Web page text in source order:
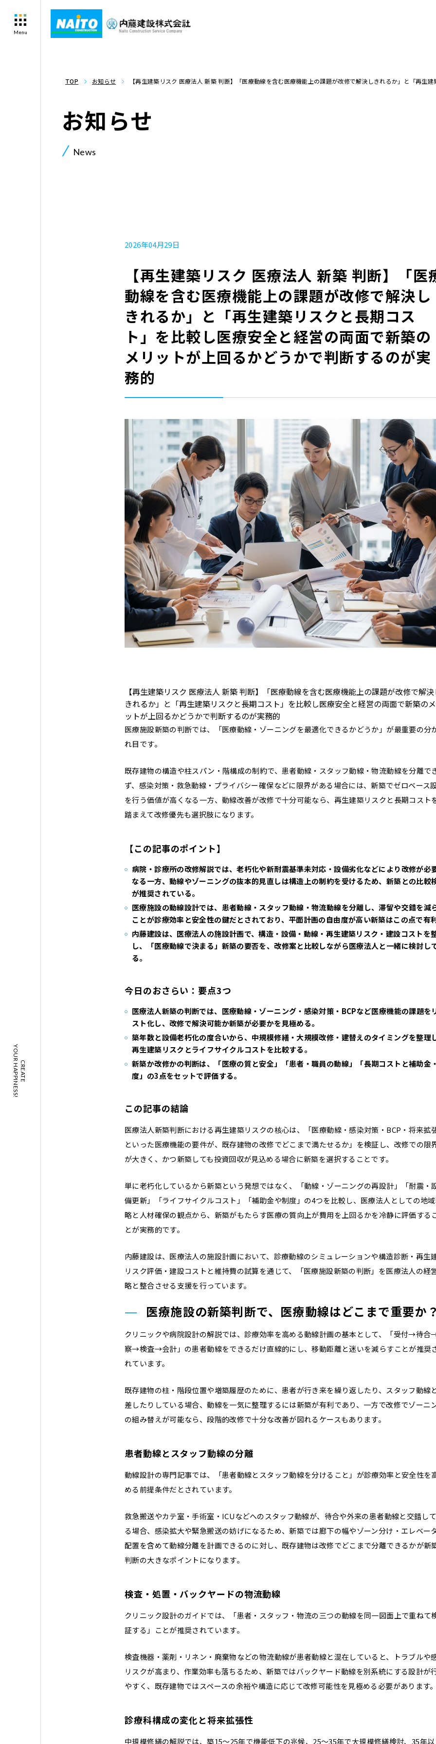
Menu
CREATE
YOUR HAPPINESS!
TOP お知らせ
【再生建築リスク 医療法人 新築 判断】「医療動線を含む医療機能上の課題が改修で解決しきれるか」と「再生
News
お知らせ
2026年04月29日
【再生建築リスク 医療法人 新築 判断】「医
動線を含む医療機能上の課題が改修で解決し
きれるか」と「再生建築リスクと長期コス
ト」を比較し医療安全と経営の両面で新築の
メリットが上回るかどうかで判断するのが実
務的
【再生建築リスク 医療法人 新築 判断】「医療動線を含む医療機能上の課題が改修で解決
きれるか」と「再生建築リスクと長期コスト」を比較し医療安全と経営の両面で新築の
ットが上回るかどうかで判断するのが実務的
医療施設新築の判断では、「医療動線・ゾーニングを最適化できるかどうか」が最重要の分
れ目です。
既存建物の構造や柱スパン・階構成の制約で、患者動線・スタッフ動線・物流動線を分離で
ず、感染対策・救急動線・プライバシー確保などに限界がある場合には、新築でゼロベース
を行う価値が高くなる一方、動線改善が改修で十分可能なら、再生建築リスクと長期コスト
踏まえて改修優先も選択肢になります。
【この記事のポイント】
病院・診療所の改修解説では、老朽化や新耐震基準未対応・設備劣化などにより改修が必
なる一方、動線やゾーニングの抜本的見直しは構造上の制約を受けるため、新築との比較
が推奨されている。
医療施設の動線設計では、患者動線・スタッフ動線・物流動線を分離し、滞留や交錯を減
ことが診療効率と安全性の鍵だとされており、平面計画の自由度が高い新築はこの点で有利
内藤建設は、医療法人の施設計画で、構造・設備・動線・再生建築リスク・建設コストを
し、「医療動線で決まる」新築の要否を、改修案と比較しながら医療法人と一緒に検討し
る。
今日のおさらい：要点3つ
医療法人新築の判断では、医療動線・ゾーニング・感染対策・BCPなど医療機能の課題を
スト化し、改修で解決可能か新築が必要かを見極める。
築年数と設備老朽化の度合いから、中規模修繕・大規模改修・建替えのタイミングを整理し
再生建築リスクとライフサイクルコストを比較する。
新築か改修かの判断は、「医療の質と安全」「患者・職員の動線」「長期コストと補助金
度」の3点をセットで評価する。
この記事の結論
医療法人新築判断における再生建築リスクの核心は、「医療動線・感染対策・BCP・将来拡
といった医療機能の要件が、既存建物の改修でどこまで満たせるか」を検証し、改修での限
が大きく、かつ新築しても投資回収が見込める場合に新築を選択することです。
単に老朽化しているから新築という発想ではなく、「動線・ゾーニングの再設計」「耐震・
備更新」「ライフサイクルコスト」「補助金や制度」の4つを比較し、医療法人としての地
略と人材確保の観点から、新築がもたらす医療の質向上が費用を上回るかを冷静に評価する
とが実務的です。
内藤建設は、医療法人の施設計画において、診療動線のシミュレーションや構造診断・再生
リスク評価・建設コストと維持費の試算を通じて、「医療施設新築の判断」を医療法人の経
略と整合させる支援を行っています。
医療施設の新築判断で、医療動線はどこまで重要か？
クリニックや病院設計の解説では、診療効率を高める動線計画の基本として、「受付→待合
察→検査→会計」の患者動線をできるだけ直線的にし、移動距離と迷いを減らすことが推奨
れています。
既存建物の柱・階段位置や増築履歴のために、患者が行き来を繰り返したり、スタッフ動線
差したりしている場合、動線を一気に整理するには新築が有利であり、一方で改修でゾーニ
の組み替えが可能なら、段階的改修で十分な改善が図れるケースもあります。
患者動線とスタッフ動線の分離
動線設計の専門記事では、「患者動線とスタッフ動線を分けること」が診療効率と安全性を
める前提条件だとされています。
救急搬送やカテ室・手術室・ICUなどへのスタッフ動線が、待合や外来の患者動線と交錯し
る場合、感染拡大や緊急搬送の妨げになるため、新築では廊下の幅やゾーン分け・エレベー
配置を含めて動線分離を計画できるのに対し、既存建物は改修でどこまで分離できるかが新
判断の大きなポイントになります。
検査・処置・バックヤードの物流動線
クリニック設計のガイドでは、「患者・スタッフ・物流の三つの動線を同一図面上で重ねて
証する」ことが推奨されています。
検査機器・薬剤・リネン・廃棄物などの物流動線が患者動線と混在していると、トラブルや
リスクが高まり、作業効率も落ちるため、新築ではバックヤード動線を別系統にする設計が
やすく、既存建物ではスペースの余裕や構造に応じて改修可能性を見極める必要があります。
診療科構成の変化と将来拡張性
中規模修繕の解説では、築15〜25年で機能低下の兆候、25〜35年で大規模修繕検討、35年以